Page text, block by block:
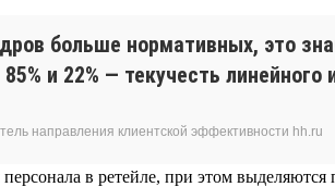
больше нормативных, это
и 22% — текучесть
направления клиентской эффективности hh.ru
в ретейле, при этом